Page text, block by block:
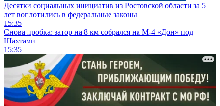
Десятки социальных инициатив из Ростовской области за 5
лет воплотились в федеральные законы
15:35
Снова пробка: затор на 8 км собрался на М-4 «Дон» под
Шахтами
15:35